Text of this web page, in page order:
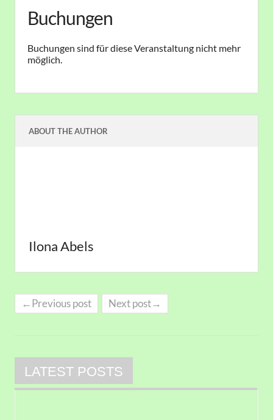
Buchungen
Buchungen sind für diese Veranstaltung nicht mehr
möglich.
ABOUT THE AUTHOR
Ilona Abels
←Previous post Next post→
LATEST POSTS